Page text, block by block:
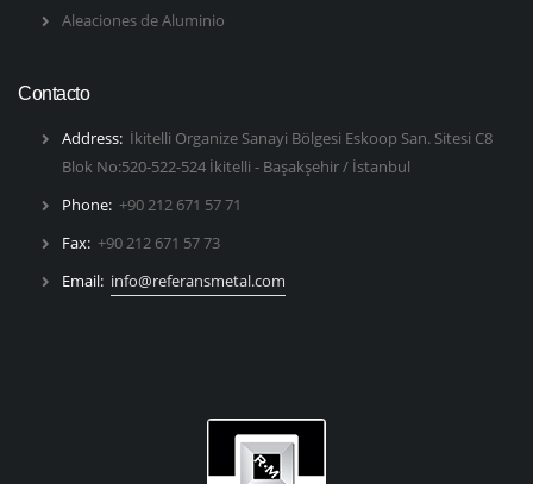
Aleaciones de Aluminio
Contacto
Address: İkitelli Organize Sanayi Bölgesi Eskoop San. Sitesi C8
Blok No:520-522-524 İkitelli - Başakşehir / İstanbul
Phone: +90 212 671 57 71
Fax: +90 212 671 57 73
Email: info@referansmetal.com